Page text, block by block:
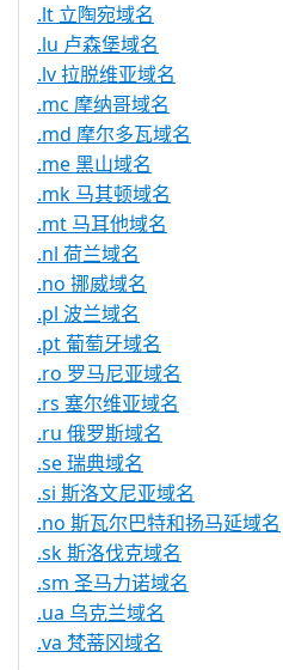
.lt 立陶宛域名
.lu 卢森堡域名
.lv 拉脱维亚域名
.mc 摩纳哥域名
.md 摩尔多瓦域名
.me 黑山域名
.mk 马其顿域名
.mt 马耳他域名
.nl 荷兰域名
.no 挪威域名
.pl 波兰域名
.pt 葡萄牙域名
.ro 罗马尼亚域名
.rs 塞尔维亚域名
.ru 俄罗斯域名
.se 瑞典域名
.si 斯洛文尼亚域名
.no 斯瓦尔巴特和扬马延域名
.sk 斯洛伐克域名
.sm 圣马力诺域名
.ua 乌克兰域名
.va 梵蒂冈域名